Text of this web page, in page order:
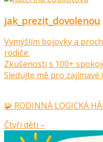
jak_prezit_dovolenou
Vymýšlím bojovky a
rodiče.
Zkušenosti s 100+
Sledujte mě pro zajímavé
🧩 RODINNÁ LOGICKÁ
Čtyři děti –